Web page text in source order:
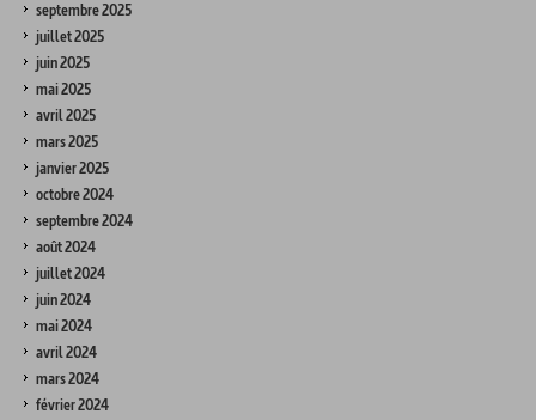
septembre 2025
juillet 2025
juin 2025
mai 2025
avril 2025
mars 2025
janvier 2025
octobre 2024
septembre 2024
août 2024
juillet 2024
juin 2024
mai 2024
avril 2024
mars 2024
février 2024